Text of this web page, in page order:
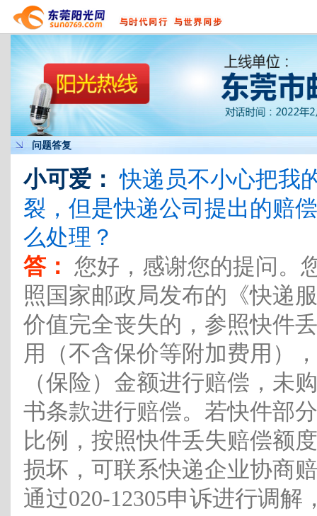
问题答复
小可爱： 快递员不小心把我
裂，但是快递公司提出的赔
么处理？
答： 您好，感谢您的提问。
照国家邮政局发布的《快递
价值完全丧失的，参照快件
用（不含保价等附加费用）
（保险）金额进行赔偿，未
书条款进行赔偿。若快件部
比例，按照快件丢失赔偿额
损坏，可联系快递企业协商
通过020-12305申诉进行调